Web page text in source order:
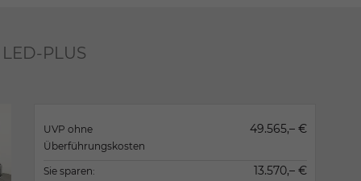
LED-PLUS
UVP ohne
Überführungskosten
49.565,– €
Sie sparen:
13.570,– €